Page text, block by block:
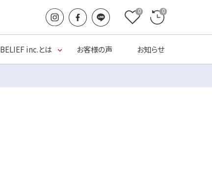
0 0
BELIEF inc.とは お客様の声 お知らせ